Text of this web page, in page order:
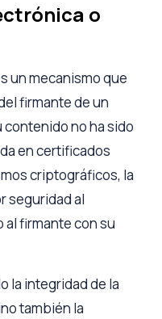
o
un mecanismo que
firmante de un
no ha sido
en certificados
criptográficos, la
seguridad al
firmante con su
la integridad de la
también la